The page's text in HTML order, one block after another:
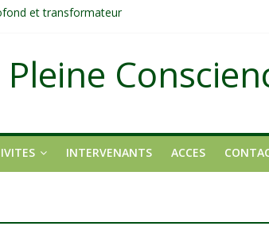
et transformateur
pas un manque de volonté ?
dirigée par le mental
INTERVENANTS ACCES